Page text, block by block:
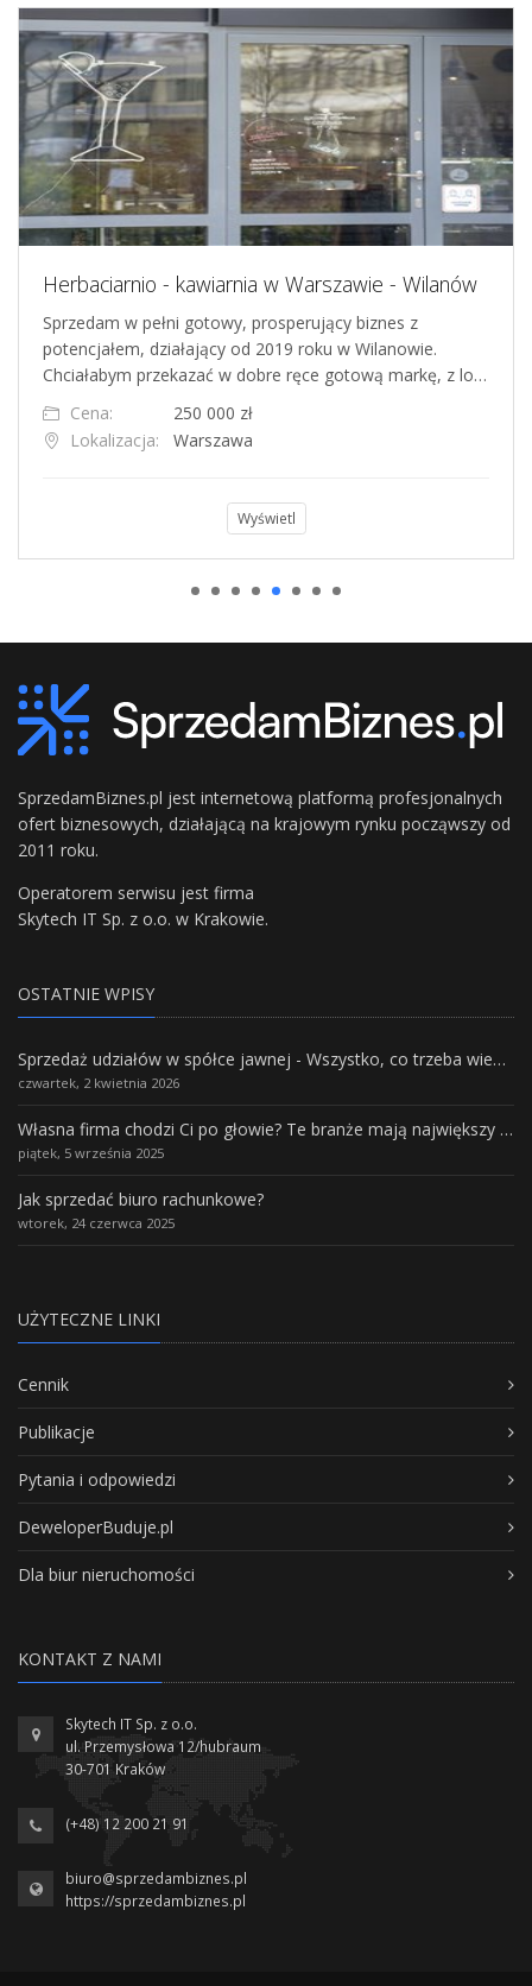
Herbaciarnio - kawiarnia w Warszawie - Wilanów
Sprzedam w pełni gotowy, prosperujący biznes z
potencjałem, działający od 2019 roku w Wilanowie.
Chciałabym przekazać w dobre ręce gotową markę, z lo…
Cena:
250 000 zł
Lokalizacja:
Warszawa
Wyświetl
SprzedamBiznes.pl jest internetową platformą profesjonalnych
ofert biznesowych, działającą na krajowym rynku począwszy od
2011 roku.
Operatorem serwisu jest firma
Skytech IT Sp. z o.o. w Krakowie.
OSTATNIE WPISY
Sprzedaż udziałów w spółce jawnej - Wszystko, co trzeba wiedzieć.
czwartek, 2 kwietnia 2026
Własna firma chodzi Ci po głowie? Te branże mają największy potencjał rozwoju
piątek, 5 września 2025
Jak sprzedać biuro rachunkowe?
wtorek, 24 czerwca 2025
UŻYTECZNE LINKI
Cennik
Publikacje
Pytania i odpowiedzi
DeweloperBuduje.pl
Dla biur nieruchomości
KONTAKT Z NAMI
Skytech IT Sp. z o.o.
ul. Przemysłowa 12/hubraum
30-701 Kraków
(+48) 12 200 21 91
biuro@sprzedambiznes.pl
https://sprzedambiznes.pl